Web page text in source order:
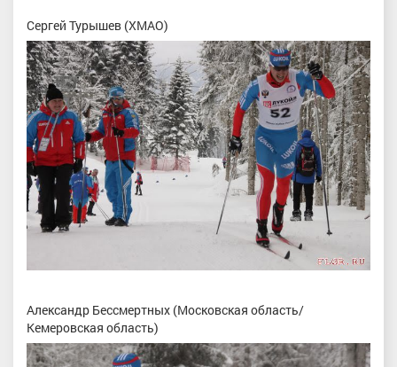
Сергей Турышев (ХМАО)
Александр Бессмертных (Московская область/
Кемеровская область)